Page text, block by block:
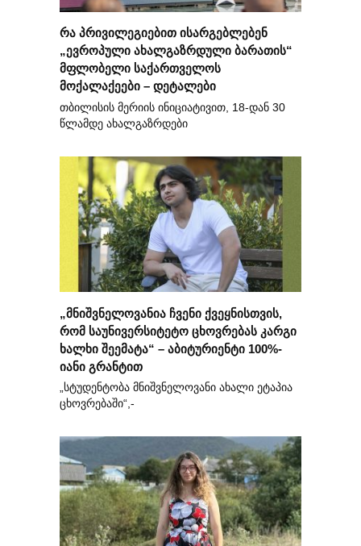
რა პრივილეგიებით ისარგებლებენ
„ევროპული ახალგაზრდული ბარათის“
მფლობელი საქართველოს
მოქალაქეები – დეტალები
თბილისის მერიის ინიციატივით, 18-დან 30
წლამდე ახალგაზრდები
„მნიშვნელოვანია ჩვენი ქვეყნისთვის,
რომ საუნივერსიტეტო ცხოვრებას კარგი
ხალხი შეემატა“ – აბიტურიენტი 100%-
იანი გრანტით
„სტუდენტობა მნიშვნელოვანი ახალი ეტაპია
ცხოვრებაში“,-